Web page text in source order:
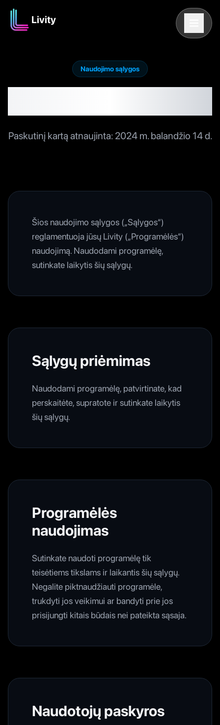
Livity
Naudojimo sąlygos
Paskutinį kartą atnaujinta: 2024 m. balandžio 14 d.
Šios naudojimo sąlygos („Sąlygos“)
reglamentuoja jūsų Livity („Programėlės“)
naudojimą. Naudodami programėlę,
sutinkate laikytis šių sąlygų.
Sąlygų priėmimas
Naudodami programėlę, patvirtinate, kad
perskaitėte, supratote ir sutinkate laikytis
šių sąlygų.
Programėlės
naudojimas
Sutinkate naudoti programėlę tik
teisėtiems tikslams ir laikantis šių sąlygų.
Negalite piktnaudžiauti programėle,
trukdyti jos veikimui ar bandyti prie jos
prisijungti kitais būdais nei pateikta sąsaja.
Naudotojų paskyros